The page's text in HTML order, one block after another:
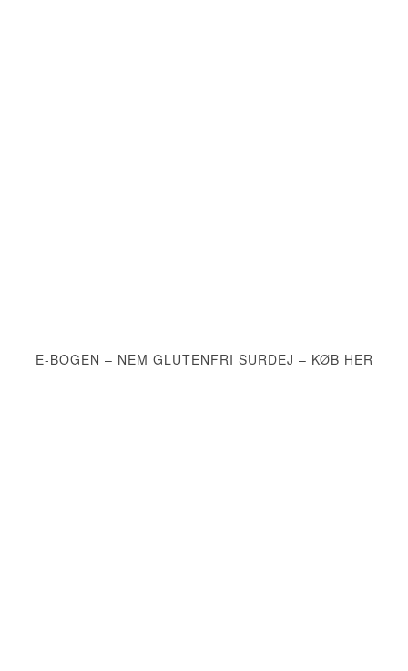
E-BOGEN – NEM GLUTENFRI SURDEJ – KØB HER